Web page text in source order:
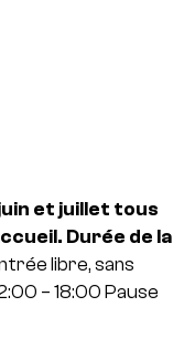
et juillet tous
Durée de la
libre, sans
– 18:00Pause